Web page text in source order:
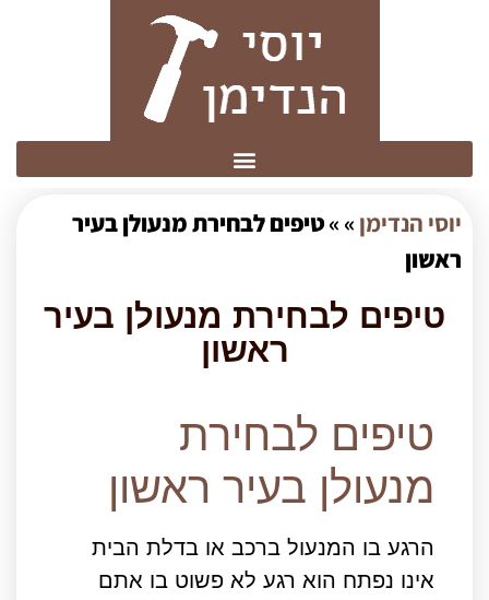
יוסי הנדימן » »טיפים לבחירת מנעולן בעיר
ראשון
טיפים לבחירת מנעולן בעיר
ראשון
טיפים לבחירת
מנעולן בעיר ראשון
הרגע בו המנעול ברכב או בדלת הבית
אינו נפתח הוא רגע לא פשוט בו אתם